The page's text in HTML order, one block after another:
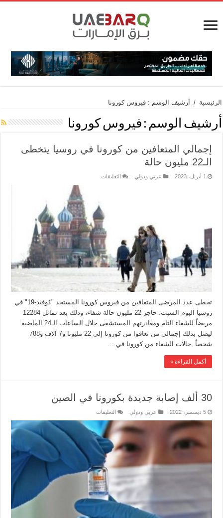
الرئيسية / أرشيف الوسم : فيروس كورونا
أرشيف الوسم : فيروس كورونا
إجمالي المتعافين من كورونا في روسيا يتخطى
الـ22 مليون حالة
1 أبريل، 2023 عربي ودولي التعليقات
تخطى عدد المرضى المتعافين من فيروس كورونا المستجد "كوفيد-19" في
روسيا اليوم السبت، حاجز 22 مليون حالة شفاء، وذلك بعد تماثل 12284
مريضاً للشفاء التام ومغادرتهم المستشفى خلال الساعات الـ24 الماضية
ليصل بذلك إجمالي من تعافوا من كورونا إلى 22 مليونا و7 آلاف و788
شخصاً. حالات الشفاء من كورونا في …
أكمل القراءة »
30 ألف إصابة جديدة بكورونا في الصين
5 ديسمبر، 2022 عربي ودولي التعليقات